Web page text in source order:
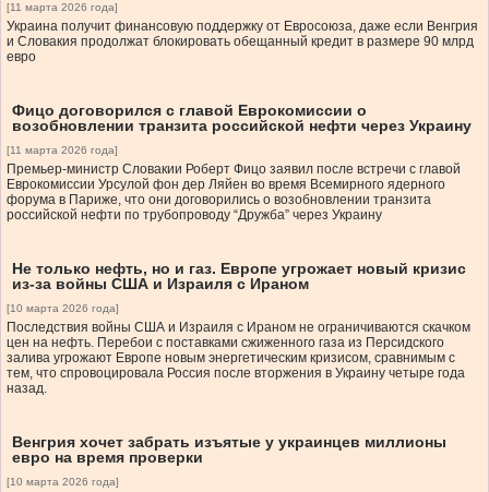
[11 марта 2026 года]
Украина получит финансовую поддержку от Евросоюза, даже если Венгрия
и Словакия продолжат блокировать обещанный кредит в размере 90 млрд
евро
Фицо договорился с главой Еврокомиссии о
возобновлении транзита российской нефти через Украину
[11 марта 2026 года]
Премьер-министр Словакии Роберт Фицо заявил после встречи с главой
Еврокомиссии Урсулой фон дер Ляйен во время Всемирного ядерного
форума в Париже, что они договорились о возобновлении транзита
российской нефти по трубопроводу “Дружба” через Украину
Не только нефть, но и газ. Европе угрожает новый кризис
из-за войны США и Израиля с Ираном
[10 марта 2026 года]
Последствия войны США и Израиля с Ираном не ограничиваются скачком
цен на нефть. Перебои с поставками сжиженного газа из Персидского
залива угрожают Европе новым энергетическим кризисом, сравнимым с
тем, что спровоцировала Россия после вторжения в Украину четыре года
назад.
Венгрия хочет забрать изъятые у украинцев миллионы
евро на время проверки
[10 марта 2026 года]